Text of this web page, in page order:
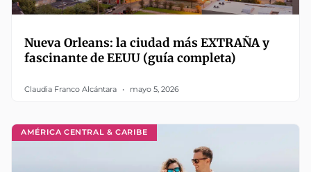
Nueva Orleans: la ciudad más EXTRAÑA y
fascinante de EEUU (guía completa)
Claudia Franco Alcántara mayo 5, 2026
AMÉRICA CENTRAL & CARIBE